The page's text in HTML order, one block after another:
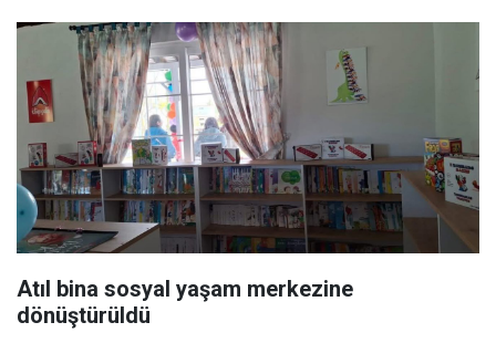
Atıl bina sosyal yaşam merkezine
dönüştürüldü